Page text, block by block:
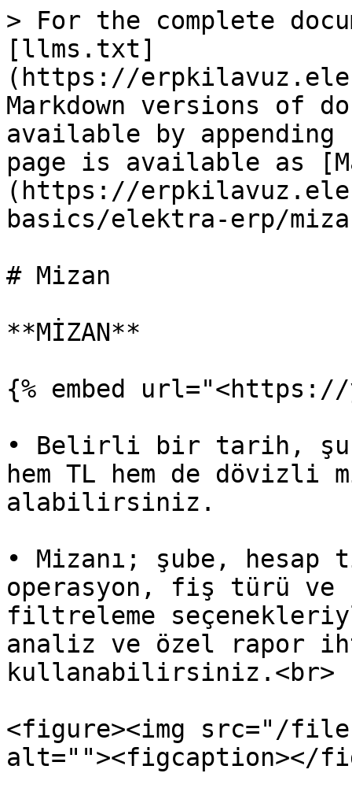
> For the complete
[llms.txt]
(https://
Markdown versions of
available by
page is available as
(https://
basics/elektra-erp/
# Mizan
**MİZAN**
{% embed url="<https://
• Belirli bir tarih,
hem TL hem de dövizli
alabilirsiniz.
• Mizanı; şube,
operasyon, fiş türü ve
filtreleme
analiz ve özel rapor
kullanabilirsiniz.<br>
<figure><img src="/files/
alt=""><figcaption></